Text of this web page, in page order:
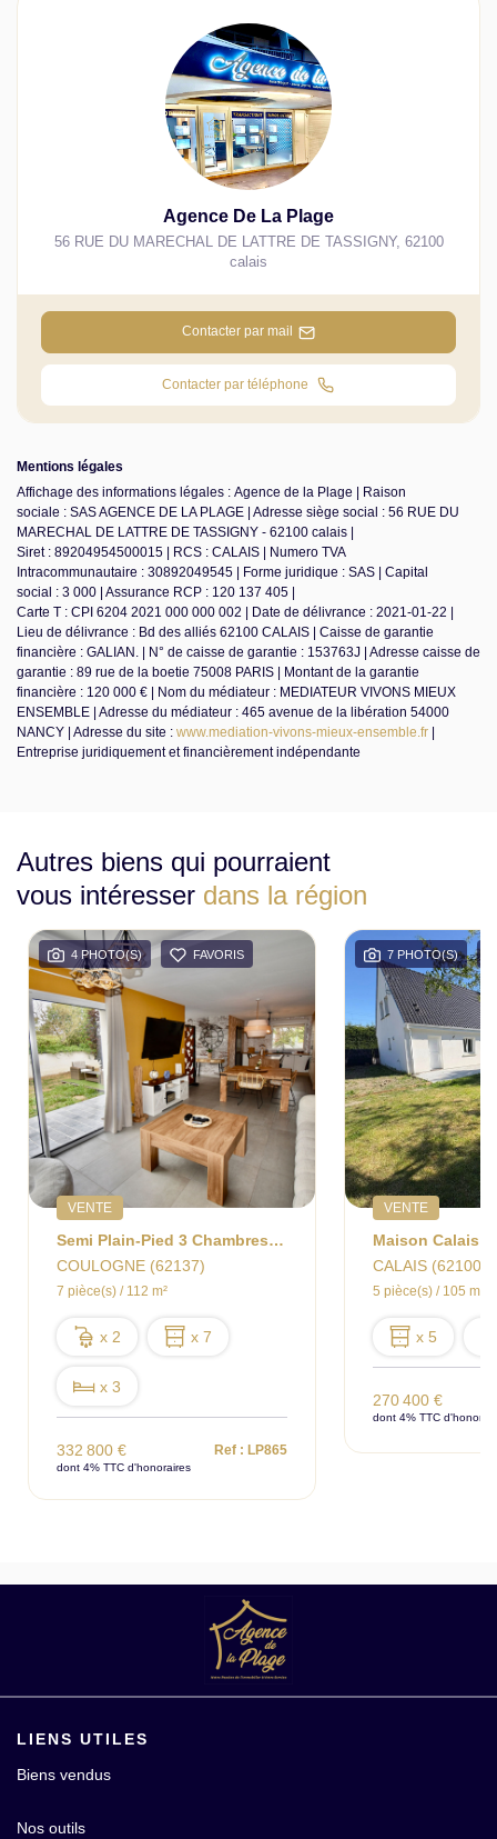
Agence De La Plage
56 RUE DU MARECHAL DE LATTRE DE TASSIGNY, 62100
calais
Contacter par mail
Contacter par téléphone
Mentions légales
Affichage des informations légales : Agence de la Plage | Raison
sociale : SAS AGENCE DE LA PLAGE | Adresse siège social : 56 RUE DU
MARECHAL DE LATTRE DE TASSIGNY - 62100 calais |
Siret : 89204954500015 | RCS : CALAIS | Numero TVA
Intracommunautaire : 30892049545 | Forme juridique : SAS | Capital
social : 3 000 | Assurance RCP : 120 137 405 |
Carte T : CPI 6204 2021 000 000 002 | Date de délivrance : 2021-01-22 |
Lieu de délivrance : Bd des alliés 62100 CALAIS | Caisse de garantie
financière : GALIAN. | N° de caisse de garantie : 153763J | Adresse caisse de
garantie : 89 rue de la boetie 75008 PARIS | Montant de la garantie
financière : 120 000 € | Nom du médiateur : MEDIATEUR VIVONS MIEUX
ENSEMBLE | Adresse du médiateur : 465 avenue de la libération 54000
NANCY | Adresse du site : www.mediation-vivons-mieux-ensemble.fr
Entreprise juridiquement et financièrement indépendante
Autres biens qui pourraient
vous intéresser dans la région
4 PHOTO(S) FAVORIS
VENTE
Semi Plain-Pied 3 Chambres Jardin Garage COULOGNE
COULOGNE (62137)
7 pièce(s) / 112 m²
x 2 x 7
x 3
332 800 €
dont 4% TTC d'honoraires
Ref : LP865
7 PHOTO(S)
VENTE
CALAIS (62100)
5 pièce(s) / 105 m²
x 5
270 400 €
dont 4% TTC
LIENS UTILES
Biens vendus
Nos outils